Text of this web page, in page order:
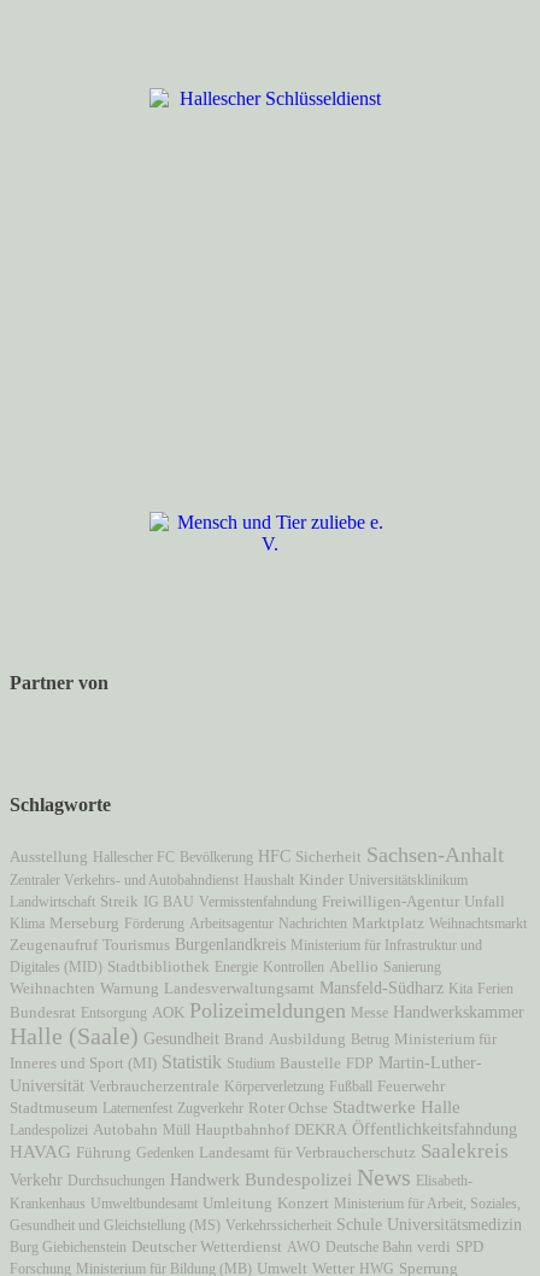
Partner von
Schlagworte
Ausstellung Hallescher FC Bevölkerung HFC Sicherheit Sachsen-Anhalt
Zentraler Verkehrs- und Autobahndienst Haushalt Kinder Universitätsklinikum
Landwirtschaft Streik IG BAU Vermisstenfahndung Freiwilligen-Agentur Unfall
Klima Merseburg Förderung Arbeitsagentur Nachrichten Marktplatz Weihnachtsmarkt
Zeugenaufruf Tourismus Burgenlandkreis Ministerium für Infrastruktur und
Digitales (MID) Stadtbibliothek Energie Kontrollen Abellio Sanierung
Weihnachten Warnung Landesverwaltungsamt Mansfeld-Südharz Kita Ferien
Bundesrat Entsorgung AOK Polizeimeldungen Messe Handwerkskammer
Halle (Saale) Gesundheit Brand Ausbildung Betrug Ministerium für
Inneres und Sport (MI) Statistik Studium Baustelle FDP Martin-Luther-
Universität Verbraucherzentrale Körperverletzung Fußball Feuerwehr
Stadtmuseum Laternenfest Zugverkehr Roter Ochse Stadtwerke Halle
Landespolizei Autobahn Müll Hauptbahnhof DEKRA Öffentlichkeitsfahndung
HAVAG Führung Gedenken Landesamt für Verbraucherschutz Saalekreis
Verkehr Durchsuchungen Handwerk Bundespolizei News Elisabeth-
Krankenhaus Umweltbundesamt Umleitung Konzert Ministerium für Arbeit, Soziales,
Gesundheit und Gleichstellung (MS) Verkehrssicherheit Schule Universitätsmedizin
Burg Giebichenstein Deutscher Wetterdienst AWO Deutsche Bahn verdi SPD
Forschung Ministerium für Bildung (MB) Umwelt Wetter HWG Sperrung